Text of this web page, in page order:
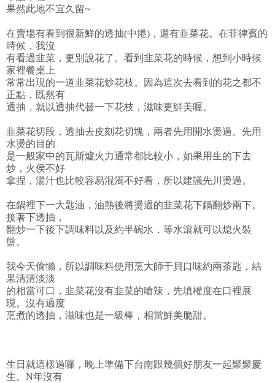
果然此地不宜久留~
在賣場有看到很新鮮的透抽(中捲)，還有韭菜花。在菲律賓的
時候，我沒
有看過韭菜，更別說花了。看到韭菜花的時候，想到小時候
家裡餐桌上
常常出現的一道韭菜花炒花枝。因為這次去看到的花之都不
正點，既然有
透抽，就以透抽代替一下花枝，滋味更鮮美喔。
韭菜花切段，透抽去皮刻花切塊，兩者先用開水燙過。先用
水燙的目的
是一般家中的瓦斯爐火力通常都比較小，如果用生的下去
炒，火侯不好
拿捏，湯汁也比較容易混濁不好看，所以建議先川燙過。
在鍋裡下一大匙油，油熱後將燙過的韭菜花下鍋翻炒兩下。
接著下透抽，
翻炒一下後下調味料以及約半碗水，等水滾就可以熄火裝
盤。
我今天偷懶，所以調味料使用烹大師干貝口味約兩茶匙，結
果清清淡淡
的相當可口，韭菜花沒有韭菜的嗆辣，先填權度在口裡展
現。沒有過度
烹煮的透抽，滋味也是一級棒，相當鮮美脆甜。
生日就這樣過囉，晚上準備下台南跟幾個好朋友一起聚聚慶
生。N年沒有